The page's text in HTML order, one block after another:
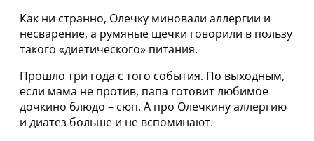
Как ни странно, Олечку миновали аллергии и
несварение, а румяные щечки говорили в пользу
такого «диетического» питания.
Прошло три года с того события. По выходным,
если мама не против, папа готовит любимое
дочкино блюдо – сюп. А про Олечкину аллергию
и диатез больше и не вспоминают.